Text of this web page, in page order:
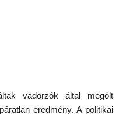
vadorzók által megölt
eredmény. A politikai